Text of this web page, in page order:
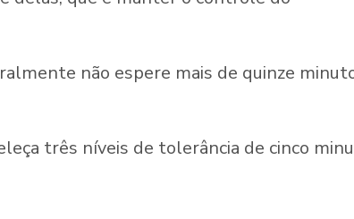
não espere mais de quinze
três níveis de tolerância de cinco